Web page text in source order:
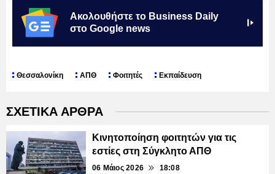
Ακολουθήστε το Business Daily
στο Google news
Θεσσαλονίκη ΑΠΘ Φοιτητές Εκπαίδευση
ΣΧΕΤΙΚΑ ΑΡΘΡΑ
Κινητοποίηση φοιτητών για τις
εστίες στη Σύγκλητο ΑΠΘ
06 Μάιος 2026 18:08